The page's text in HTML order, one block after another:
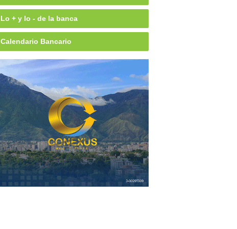
Lo + y lo - de la banca
Calendario Bancario